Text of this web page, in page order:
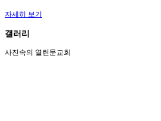
자세히 보기
갤러리
사진속의 열린문교회